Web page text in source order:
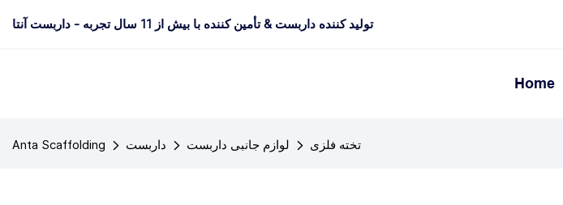
تولید کننده داربست & تأمین کننده با بیش از 11 سال تجربه - داربست آنتا
Home
Anta Scaffolding داربست لوازم جانبی داربست تخته فلزی